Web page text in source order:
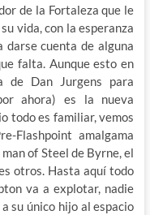
de la Fortaleza que le
vida, con la esperanza
darse cuenta de alguna
falta. Aunque esto en
de Dan Jurgens para
ahora) es la nueva
todo es familiar, vemos
Flashpoint amalgama
of Steel de Byrne, el
otros. Hasta aquí todo
va a explotar, nadie
su único hijo al espacio